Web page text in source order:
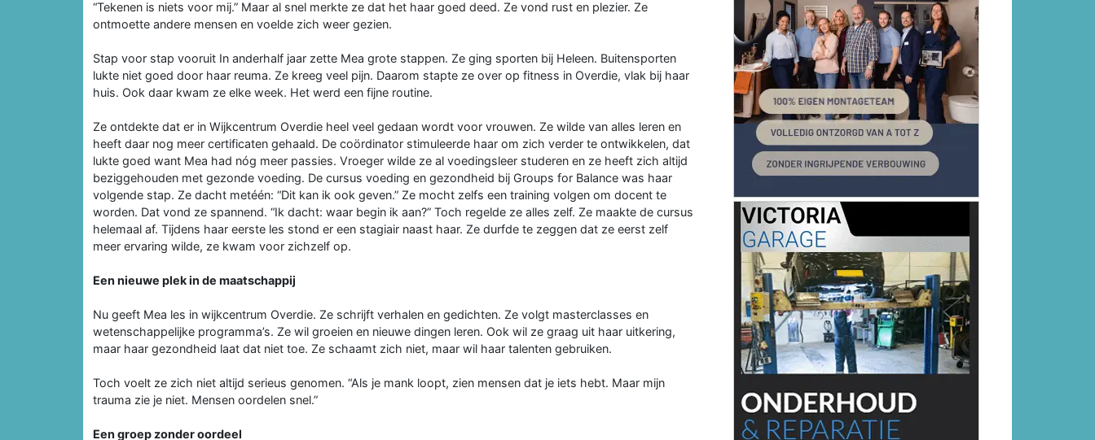
“Tekenen is niets voor mij.” Maar al snel merkte ze dat het haar goed deed. Ze vond rust en plezier. Ze
ontmoette andere mensen en voelde zich weer gezien.
Stap voor stap vooruit In anderhalf jaar zette Mea grote stappen. Ze ging sporten bij Heleen. Buitensporten
lukte niet goed door haar reuma. Ze kreeg veel pijn. Daarom stapte ze over op fitness in Overdie, vlak bij haar
huis. Ook daar kwam ze elke week. Het werd een fijne routine.
Ze ontdekte dat er in Wijkcentrum Overdie heel veel gedaan wordt voor vrouwen. Ze wilde van alles leren en
heeft daar nog meer certificaten gehaald. De coördinator stimuleerde haar om zich verder te ontwikkelen, dat
lukte goed want Mea had nóg meer passies. Vroeger wilde ze al voedingsleer studeren en ze heeft zich altijd
beziggehouden met gezonde voeding. De cursus voeding en gezondheid bij Groups for Balance was haar
volgende stap. Ze dacht metéén: “Dit kan ik ook geven.” Ze mocht zelfs een training volgen om docent te
worden. Dat vond ze spannend. “Ik dacht: waar begin ik aan?” Toch regelde ze alles zelf. Ze maakte de cursus
helemaal af. Tijdens haar eerste les stond er een stagiair naast haar. Ze durfde te zeggen dat ze eerst zelf
meer ervaring wilde, ze kwam voor zichzelf op.
Een nieuwe plek in de maatschappij
Nu geeft Mea les in wijkcentrum Overdie. Ze schrijft verhalen en gedichten. Ze volgt masterclasses en
wetenschappelijke programma’s. Ze wil groeien en nieuwe dingen leren. Ook wil ze graag uit haar uitkering,
maar haar gezondheid laat dat niet toe. Ze schaamt zich niet, maar wil haar talenten gebruiken.
Toch voelt ze zich niet altijd serieus genomen. “Als je mank loopt, zien mensen dat je iets hebt. Maar mijn
trauma zie je niet. Mensen oordelen snel.”
Een groep zonder oordeel